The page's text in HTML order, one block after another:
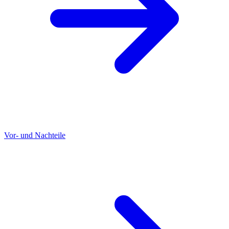
Vor- und Nachteile